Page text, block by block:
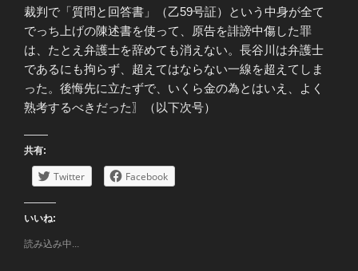
裁判で「質問と回答書」（乙59号証）という中身が全て
でっち上げの陳述書を使って、原告を誹謗中傷した罪
は、たとえ弁護士を辞めても消えない。長谷川は弁護士
であるにも拘らず、超えてはならない一線を超えてしま
った。後悔先に立たずで、いくら金の為とはいえ、よく
熟考するべきだった〗（以下次号）
共有:
Twitter Facebook
いいね:
読み込み中...